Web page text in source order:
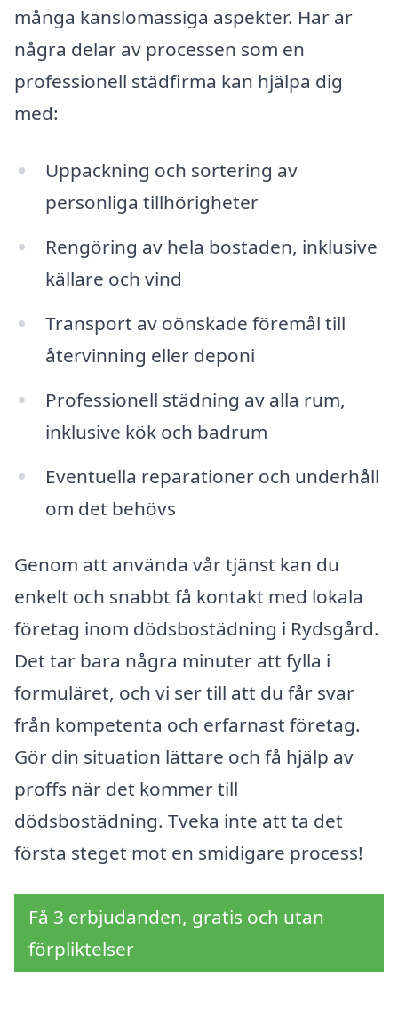
många känslomässiga aspekter. Här är
några delar av processen som en
professionell städfirma kan hjälpa dig
med:
Uppackning och sortering av
personliga tillhörigheter
Rengöring av hela bostaden, inklusive
källare och vind
Transport av oönskade föremål till
återvinning eller deponi
Professionell städning av alla rum,
inklusive kök och badrum
Eventuella reparationer och underhåll
om det behövs
Genom att använda vår tjänst kan du
enkelt och snabbt få kontakt med lokala
företag inom dödsbostädning i Rydsgård.
Det tar bara några minuter att fylla i
formuläret, och vi ser till att du får svar
från kompetenta och erfarnast företag.
Gör din situation lättare och få hjälp av
proffs när det kommer till
dödsbostädning. Tveka inte att ta det
första steget mot en smidigare process!
Få 3 erbjudanden, gratis och utan
förpliktelser